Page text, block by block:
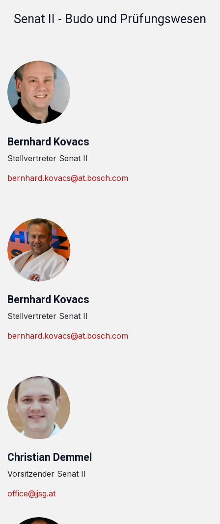
Senat II - Budo und Prüfungswesen
Bernhard Kovacs
Stellvertreter Senat II
bernhard.kovacs@at.bosch.com
Bernhard Kovacs
Stellvertreter Senat II
bernhard.kovacs@at.bosch.com
Christian Demmel
Vorsitzender Senat II
office@jjsg.at